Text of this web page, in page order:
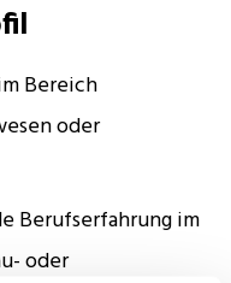
Bereich
oder
Berufserfahrung im
oder